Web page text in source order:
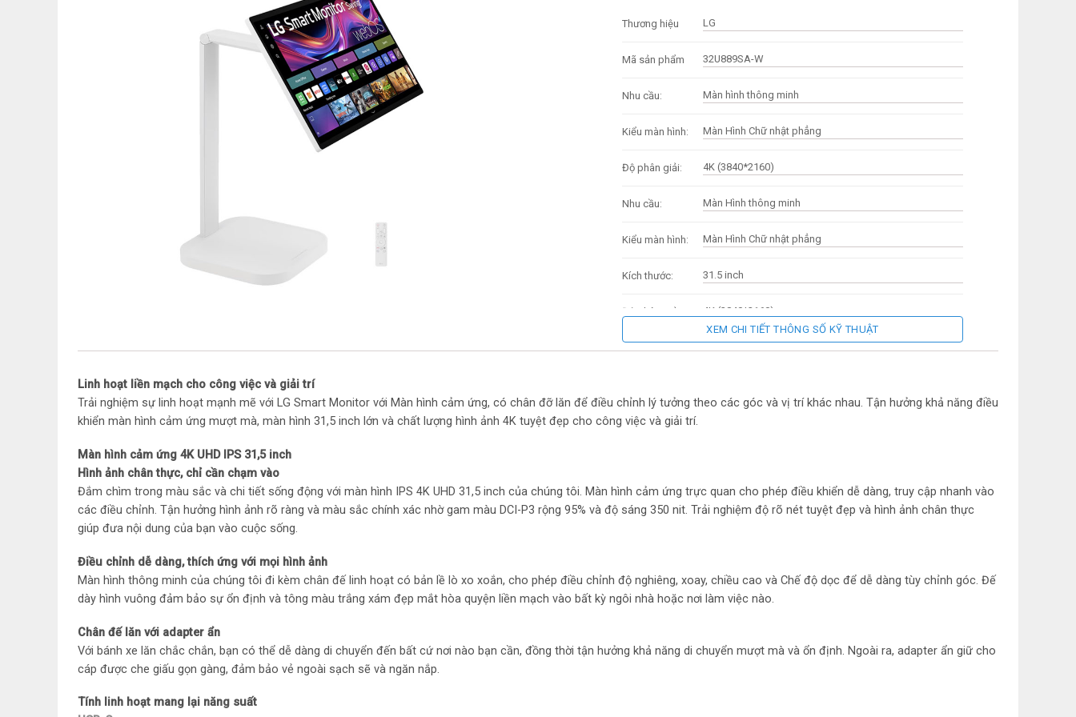
Thương hiệu LG
Mã sản phẩm 32U889SA-W
Nhu cầu: Màn hình thông minh
Kiểu màn hình: Màn Hình Chữ nhật phẳng
Độ phân giải: 4K (3840*2160)
Nhu cầu: Màn Hình thông minh
Kiểu màn hình: Màn Hình Chữ nhật phẳng
Kích thước: 31.5 inch
Độ phân giải: 4K (3840*2160)
Tần số quét
(Hz):
Tấm nền:
Thời gian đáp
ứng (ms):
5
Upstream (65W Power Delivery)
Xuất xứ Việt Nam
XEM CHI TIẾT THÔNG SỐ KỸ THUẬT
Linh hoạt liền mạch cho công việc và giải trí
Trải nghiệm sự linh hoạt mạnh mẽ với LG Smart Monitor với Màn hình cảm ứng, có chân đỡ lăn để điều chỉnh lý tưởng theo các góc và vị trí khác nhau. Tận hưởng khả năng điều
khiển màn hình cảm ứng mượt mà, màn hình 31,5 inch lớn và chất lượng hình ảnh 4K tuyệt đẹp cho công việc và giải trí.
Màn hình cảm ứng 4K UHD IPS 31,5 inch
Hình ảnh chân thực, chỉ cần chạm vào
Đắm chìm trong màu sắc và chi tiết sống động với màn hình IPS 4K UHD 31,5 inch của chúng tôi. Màn hình cảm ứng trực quan cho phép điều khiển dễ dàng, truy cập nhanh vào
các điều chỉnh. Tận hưởng hình ảnh rõ ràng và màu sắc chính xác nhờ gam màu DCI-P3 rộng 95% và độ sáng 350 nit. Trải nghiệm độ rõ nét tuyệt đẹp và hình ảnh chân thực
giúp đưa nội dung của bạn vào cuộc sống.
Điều chỉnh dễ dàng, thích ứng với mọi hình ảnh
Màn hình thông minh của chúng tôi đi kèm chân đế linh hoạt có bản lề lò xo xoắn, cho phép điều chỉnh độ nghiêng, xoay, chiều cao và Chế độ dọc để dễ dàng tùy chỉnh góc. Đế
dày hình vuông đảm bảo sự ổn định và tông màu trắng xám đẹp mắt hòa quyện liền mạch vào bất kỳ ngôi nhà hoặc nơi làm việc nào.
Chân đế lăn với adapter ẩn
Với bánh xe lăn chắc chắn, bạn có thể dễ dàng di chuyển đến bất cứ nơi nào bạn cần, đồng thời tận hưởng khả năng di chuyển mượt mà và ổn định. Ngoài ra, adapter ẩn giữ cho
cáp được che giấu gọn gàng, đảm bảo vẻ ngoài sạch sẽ và ngăn nắp.
Tính linh hoạt mang lại năng suất